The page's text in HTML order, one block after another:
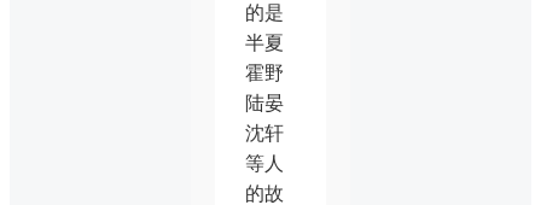
的是
半夏
霍野
陆晏
沈轩
等人
的故